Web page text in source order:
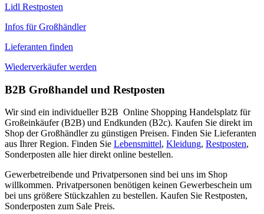
Lidl Restposten
Infos für Großhändler
Lieferanten finden
Wiederverkäufer werden
B2B Großhandel und Restposten
Wir sind ein individueller B2B Online Shopping Handelsplatz für
Großeinkäufer (B2B) und Endkunden (B2c). Kaufen Sie direkt im
Shop der Großhändler zu günstigen Preisen. Finden Sie Lieferanten
aus Ihrer Region. Finden Sie Lebensmittel, Kleidung, Restposten,
Sonderposten alle hier direkt online bestellen.
Gewerbetreibende und Privatpersonen sind bei uns im Shop
willkommen. Privatpersonen benötigen keinen Gewerbeschein um
bei uns größere Stückzahlen zu bestellen. Kaufen Sie Restposten,
Sonderposten zum Sale Preis.